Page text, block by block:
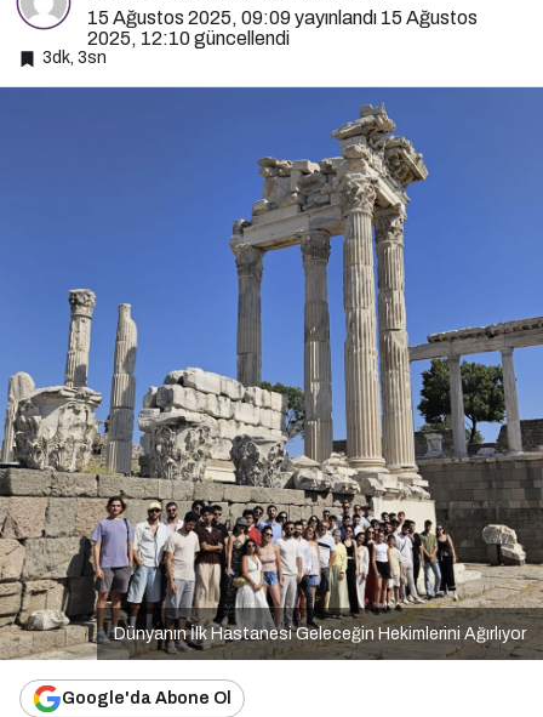
15 Ağustos 2025, 09:09yayınlandı 15 Ağustos
2025, 12:10güncellendi
3dk, 3sn
Dünyanın İlk Hastanesi Geleceğin Hekimlerini Ağırlıyor
Google'da Abone Ol